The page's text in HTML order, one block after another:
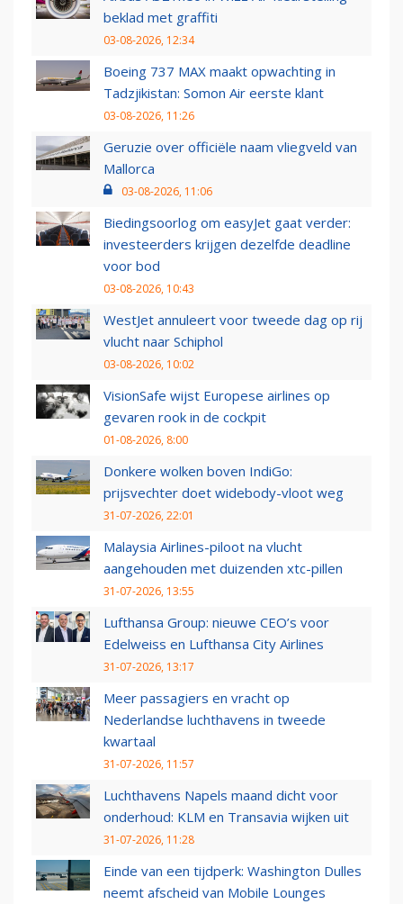
beklad met graffiti
03-08-2026, 12:34
Boeing 737 MAX maakt opwachting in
Tadzjikistan: Somon Air eerste klant
03-08-2026, 11:26
Geruzie over officiële naam vliegveld van
Mallorca
03-08-2026, 11:06
Biedingsoorlog om easyJet gaat verder:
investeerders krijgen dezelfde deadline
voor bod
03-08-2026, 10:43
WestJet annuleert voor tweede dag op rij
vlucht naar Schiphol
03-08-2026, 10:02
VisionSafe wijst Europese airlines op
gevaren rook in de cockpit
01-08-2026, 8:00
Donkere wolken boven IndiGo:
prijsvechter doet widebody-vloot weg
31-07-2026, 22:01
Malaysia Airlines-piloot na vlucht
aangehouden met duizenden xtc-pillen
31-07-2026, 13:55
Lufthansa Group: nieuwe CEO’s voor
Edelweiss en Lufthansa City Airlines
31-07-2026, 13:17
Meer passagiers en vracht op
Nederlandse luchthavens in tweede
kwartaal
31-07-2026, 11:57
Luchthavens Napels maand dicht voor
onderhoud: KLM en Transavia wijken uit
31-07-2026, 11:28
Einde van een tijdperk: Washington Dulles
neemt afscheid van Mobile Lounges